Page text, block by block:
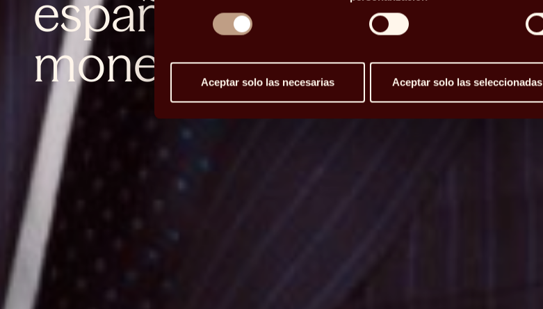
Aceptar solo las necesarias Aceptar solo las seleccionadas
español y política
monetaria